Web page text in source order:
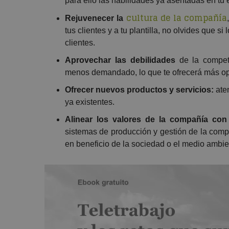
Rejuvenecer la cultura de la compañía
tus clientes y a tu plantilla, no olvides que si
clientes.
Aprovechar las debilidadesde la
menos demandado, lo que te ofrecerá más
Ofrecer nuevos productos y servicios:
ya existentes.
Alinear los valores de la compañía
sistemas de producción y gestión de la
en beneficio de la sociedad o el medio